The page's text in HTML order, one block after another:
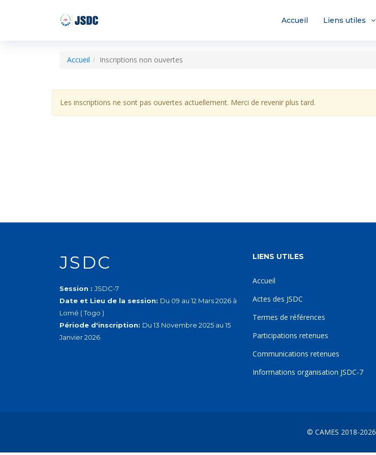
Accueil Liens utiles
Accueil Inscriptions non ouvertes
Les inscriptions ne sont pas ouvertes actuellement. Merci de revenir plus tard.
JSDC
Session : JSDC-7
Date et Lieu de la session: Du 09 au 12 Mars 2026 à
Lomé ( Togo )
Période d'inscription: Du 13 Novembre 2025 au 15
Janvier 2026
LIENS UTILES
Accueil
Actes des JSDC
Termes de références
Participations retenues
Communications retenues
Informations organisation JSDC-7
© CAMES 2018-2026